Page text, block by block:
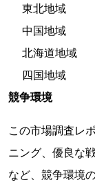
東北地域
中国地域
北海道地域
四国地域
競争環境
この市場調査レ
ニング、優良な
など、競争環境